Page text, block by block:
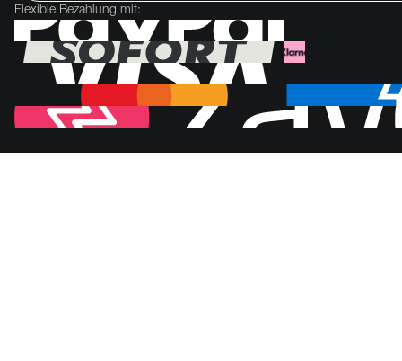
Flexible Bezahlung mit: